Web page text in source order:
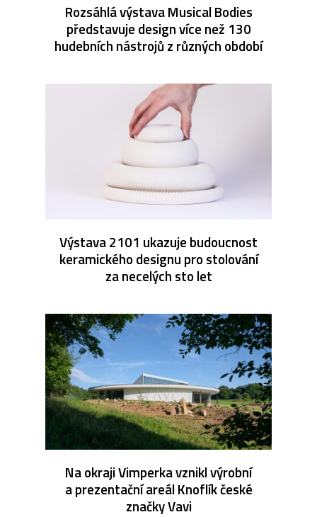
Rozsáhlá výstava Musical Bodies
představuje design více než 130
hudebních nástrojů z různých období
Výstava 2101 ukazuje budoucnost
keramického designu pro stolování
za necelých sto let
Na okraji Vimperka vznikl výrobní
a prezentační areál Knoflík české
značky Vavi